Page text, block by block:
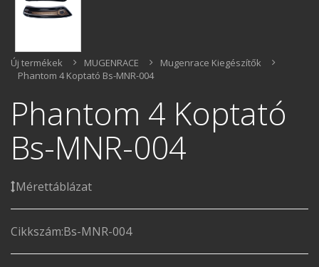
Új termékek MUGENRACE
Mugenrace Kiegészítők
Phantom 4 Koptató Bs-MNR-004
Phantom 4 Koptató
Bs-MNR-004
Mérettáblázat
Cikkszám:Bs-MNR-004